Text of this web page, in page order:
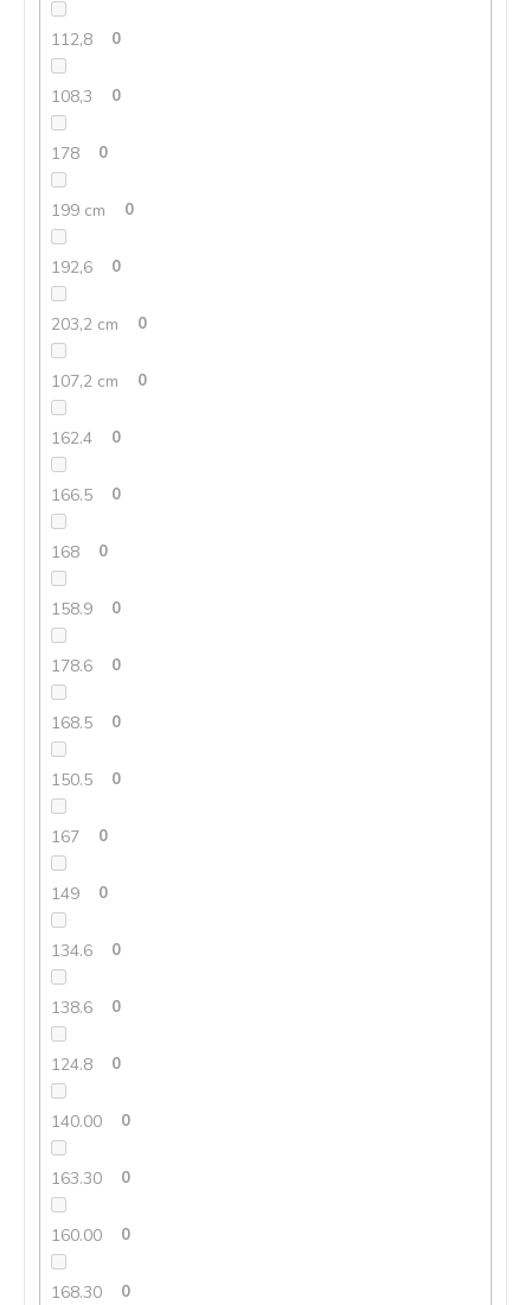
112,8 0
108,3 0
178 0
199 cm 0
192,6 0
203,2 cm 0
107,2 cm 0
162.4 0
166.5 0
168 0
158.9 0
178.6 0
168.5 0
150.5 0
167 0
149 0
134.6 0
138.6 0
124.8 0
140.00 0
163.30 0
160.00 0
168.30 0